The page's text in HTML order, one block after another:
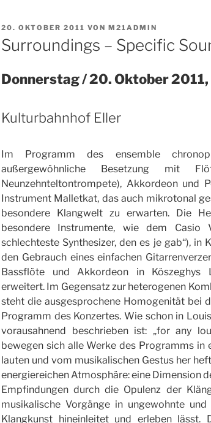
VERÖFFENTLICHT
AM
20. OKTOBER 2011 VON M21ADMIN
Surroundings – Specific
Donnerstag / 20. Oktober
Kulturbahnhof Eller
Im Programm des ensemble
außergewöhnliche Besetzung mit
Neunzehnteltontrompete), Akkordeon und
Instrument Malletkat, das auch mikrotonal
besondere Klangwelt zu erwarten. Die
besondere Instrumente, wie dem Casio
schlechteste Synthesizer, den es je gab“), in
den Gebrauch eines einfachen
Bassflöte und Akkordeon in Köszeghys
erweitert. Im Gegensatz zur heterogenen
steht die ausgesprochene Homogenität bei
Programm des Konzertes. Wie schon in
vorausahnend beschrieben ist: „for any
bewegen sich alle Werke des Programms in
lauten und vom musikalischen Gestus her
energiereichen Atmosphäre: eine Dimension
Empfindungen durch die Opulenz der
musikalische Vorgänge in ungewohnte
Klangkunst hineinleitet und erleben lässt.